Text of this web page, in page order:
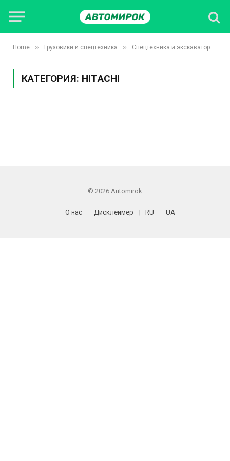
Home » Грузовики и спецтехника » Спецтехника и экскаваторы
КАТЕГОРИЯ: HITACHI
© 2026 Automirok
О нас Дисклеймер RU UA